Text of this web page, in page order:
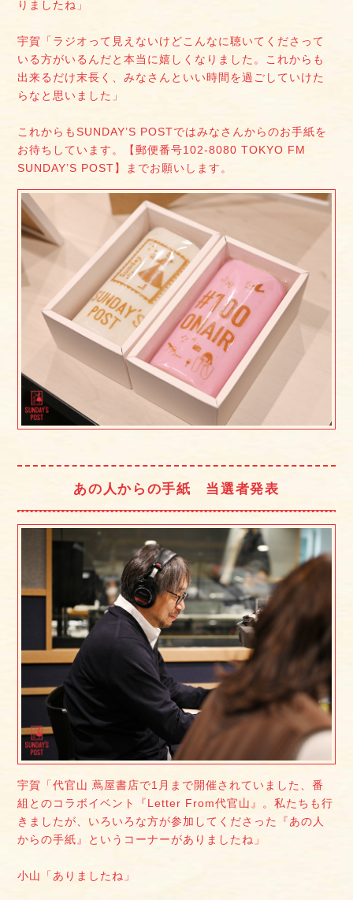
りましたね」
宇賀「ラジオって見えないけどこんなに聴いてくださって
いる方がいるんだと本当に嬉しくなりました。これからも
出来るだけ末長く、みなさんといい時間を過ごしていけた
らなと思いました」
これからもSUNDAY’S POSTではみなさんからのお手紙を
お待ちしています。【郵便番号102-8080 TOKYO FM
SUNDAY’S POST】までお願いします。
あの人からの手紙 当選者発表
宇賀「代官山 蔦屋書店で1月まで開催されていました、番
組とのコラボイベント『Letter From代官山』。私たちも行
きましたが、いろいろな方が参加してくださった『あの人
からの手紙』というコーナーがありましたね」
小山「ありましたね」